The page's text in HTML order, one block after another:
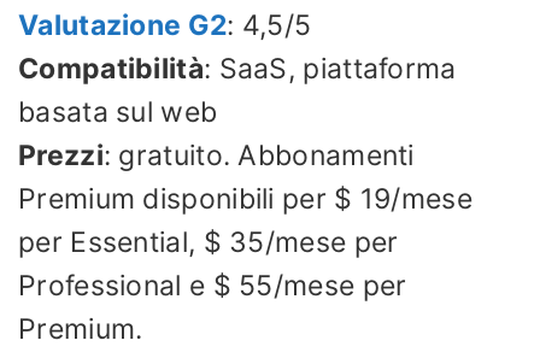
Valutazione G2: 4,5/5
Compatibilità: SaaS, piattaforma
basata sul web
Prezzi: gratuito. Abbonamenti
Premium disponibili per $ 19/mese
per Essential, $ 35/mese per
Professional e $ 55/mese per
Premium.